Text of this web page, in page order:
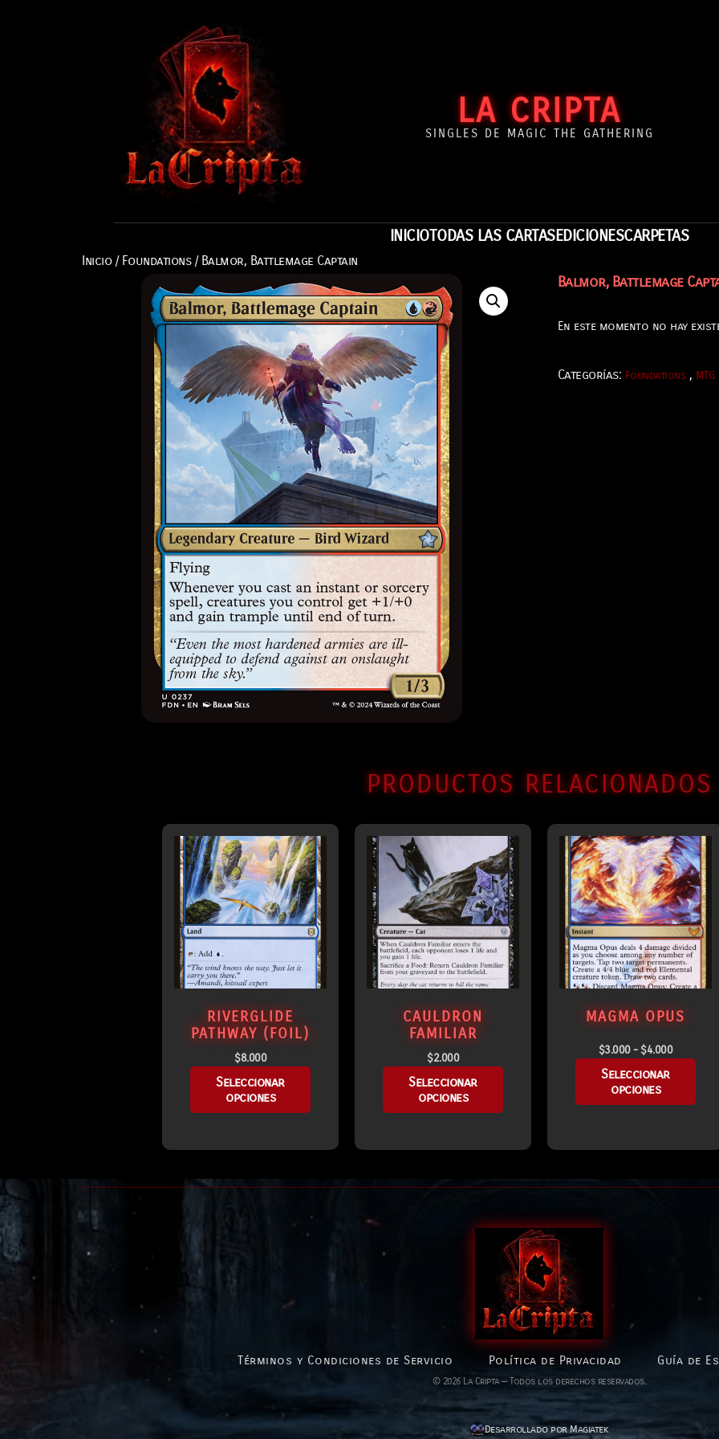
LA CRIPTA
SINGLES DE MAGIC THE GATHERING
INICIOTODAS LAS CARTASEDICIONESCARPETAS
Inicio/ Foundations/ Balmor, Battlemage Captain
Balmor, Battlemage
En este momento no hay
Categorías: Foundations , MTG
PRODUCTOS RELACIONADOS
RIVERGLIDE
PATHWAY (FOIL)
$8.000
Seleccionar
opciones
CAULDRON
FAMILIAR
$2.000
Seleccionar
opciones
MAGMA OPUS
$3.000 - $4.000
Seleccionar
opciones
Términos y Condiciones de Servicio Política de Privacidad Guía de
© 2026 La Cripta — Todos los derechos reservados.
Desarrollado por Magiatek